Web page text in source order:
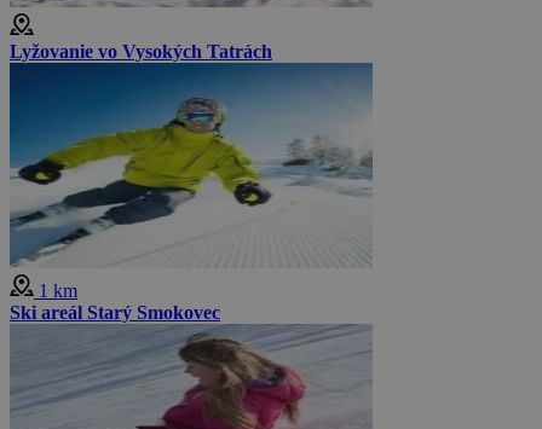
Lyžovanie vo Vysokých Tatrách
1 km
Ski areál Starý Smokovec